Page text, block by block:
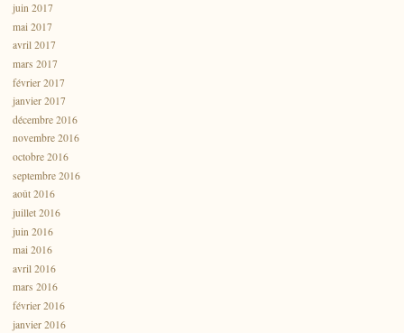
juin 2017
mai 2017
avril 2017
mars 2017
février 2017
janvier 2017
décembre 2016
novembre 2016
octobre 2016
septembre 2016
août 2016
juillet 2016
juin 2016
mai 2016
avril 2016
mars 2016
février 2016
janvier 2016